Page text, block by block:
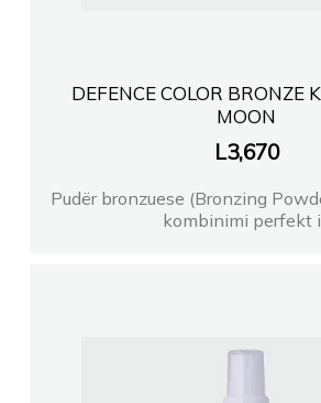
DEFENCE COLOR BRONZE
MOON
L3,670
Pudër bronzuese (Bronzing
kombinimi perfekt i...